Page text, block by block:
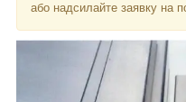
або надсилайте заявку на